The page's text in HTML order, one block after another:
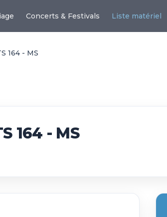
Concerts & Festivals Liste matériel
164 - MS
164 - MS